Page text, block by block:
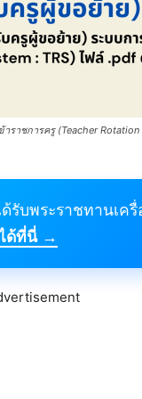
ราชการครู (Teacher
รับพระราชทานเค
ด้ที่นี่ →